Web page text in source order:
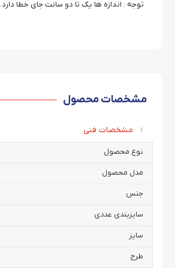
توجه : اندازه ها یک تا دو سانت جای خطا دارد.
مشخصات محصول
مشخصات فنی
نوع محصول
مدل محصول
جنس
سایزبندی عددی
سایز
طرح